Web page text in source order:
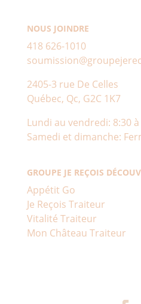
NOUS JOINDRE
418 626-1010
2405-3 rue De Celles
Québec, Qc, G2C 1K7
Lundi au vendredi: 8:30 à
Samedi et dimanche:
GROUPE JE REÇOIS
Appétit Go
Je Reçois Traiteur
Vitalité Traiteur
Mon Château Traiteur